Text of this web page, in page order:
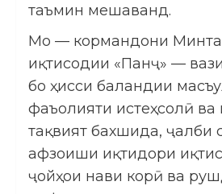
таъмин мешаванд.
Мо — кормандони
иқтисодии «Панҷ» —
бо ҳисси баландии
фаъолияти истеҳсолӣ ва
тақвият бахшида, ҷалби
афзоиши иқтидори
ҷойҳои нави корӣ ва